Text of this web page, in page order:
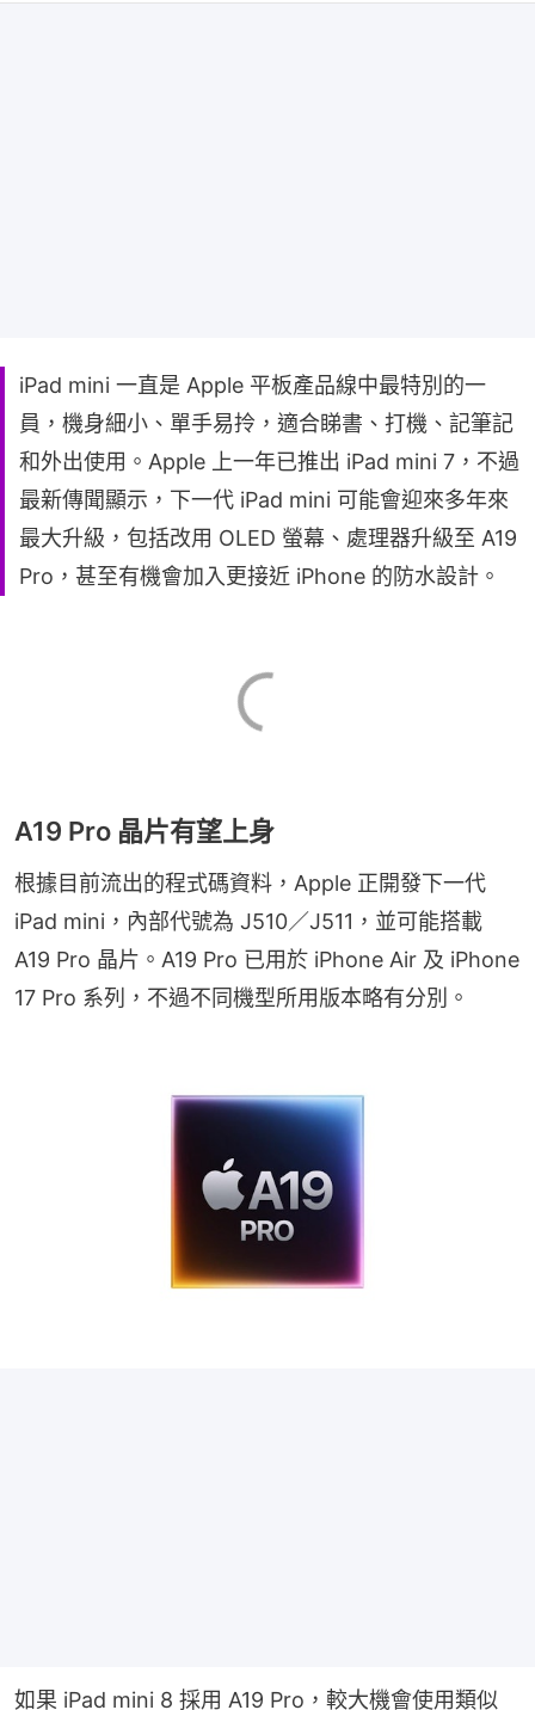
iPad mini 一直是 Apple 平板產品線中最特別的一
員，機身細小、單手易拎，適合睇書、打機、記筆記
和外出使用。Apple 上一年已推出 iPad mini 7，不過
最新傳聞顯示，下一代 iPad mini 可能會迎來多年來
最大升級，包括改用 OLED 螢幕、處理器升級至 A19
Pro，甚至有機會加入更接近 iPhone 的防水設計。
A19 Pro 晶片有望上身
根據目前流出的程式碼資料，Apple 正開發下一代
iPad mini，內部代號為 J510／J511，並可能搭載
A19 Pro 晶片。A19 Pro 已用於 iPhone Air 及 iPhone
17 Pro 系列，不過不同機型所用版本略有分別。
如果 iPad mini 8 採用 A19 Pro，較大機會使用類似